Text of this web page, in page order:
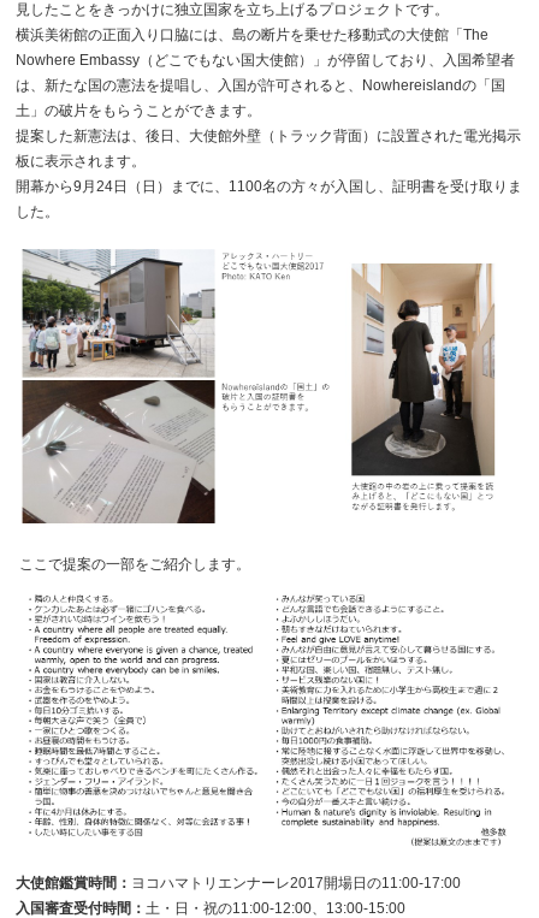
見したことをきっかけに独立国家を立ち上げるプロジェクトです。
横浜美術館の正面入り口脇には、島の断片を乗せた移動式の大使館「The
Nowhere Embassy（どこでもない国大使館）」が停留しており、入国希望者
は、新たな国の憲法を提唱し、入国が許可されると、Nowhereislandの「国
土」の破片をもらうことができます。
提案した新憲法は、後日、大使館外壁（トラック背面）に設置された電光掲示
板に表示されます。
開幕から9月24日（日）までに、1100名の方々が入国し、証明書を受け取りま
した。
ここで提案の一部をご紹介します。
大使館鑑賞時間： ヨコハマトリエンナーレ2017開場日の11:00-17:00
入国審査受付時間：土・日・祝の11:00-12:00、13:00-15:00